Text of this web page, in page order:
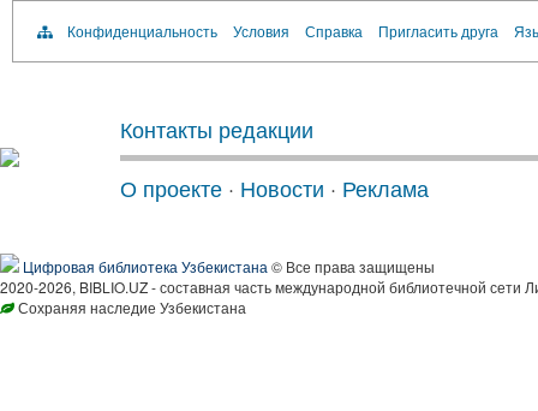
Конфиденциальность Условия Справка Пригласить друга
Контакты редакции
О проекте · Новости · Реклама
Цифровая библиотека Узбекистана © Все права защищены
2020-2026, BIBLIO.UZ - составная часть международной библиотечной сети
Сохраняя наследие Узбекистана